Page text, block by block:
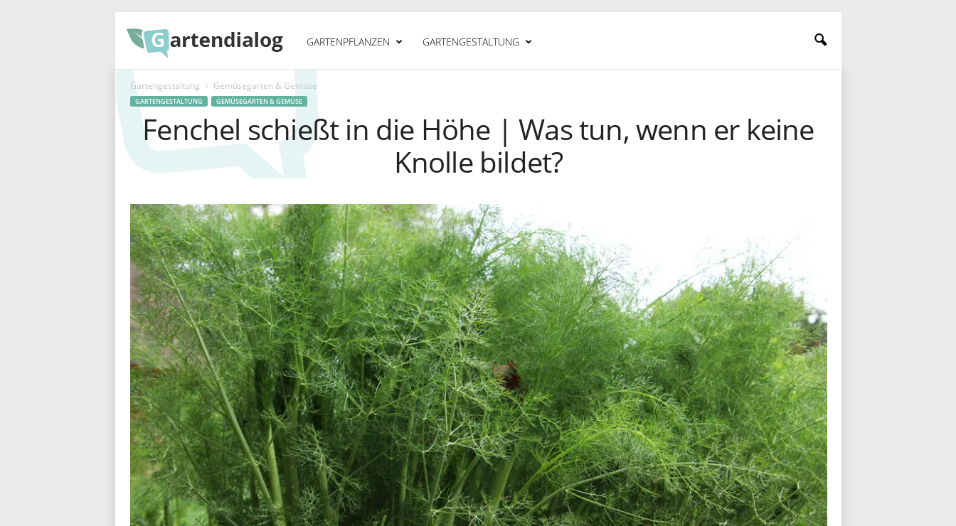
a
t
e
n
d
i
a
GARTENPFLANZEN GARTENGESTALTUNG
Gartengestaltung Gemüsegarten & Gemüse
GARTENGESTALTUNG GEMÜSEGARTEN & GEMÜSE
Fenchel schießt in die Höhe | Was tun, wenn er keine
Knolle bildet?